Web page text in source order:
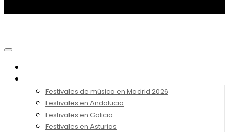
Festivales de música en Madrid 2026
Festivales en Andalucia
Festivales en Galicia
Festivales en Asturias